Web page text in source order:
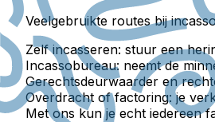
Veelgebruikte routes bij
Zelf incasseren: stuur een
Incassobureau: neemt de
Gerechtsdeurwaarder en
Overdracht of factoring: je
Met ons kun je echt iedereen